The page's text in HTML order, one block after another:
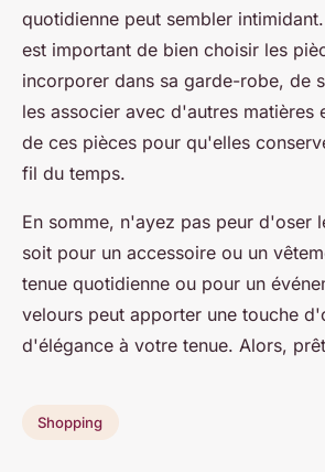
quotidienne peut sembler
est important de bien choisir les
incorporer dans sa garde-robe, de
les associer avec d'autres matières
de ces pièces pour qu'elles
fil du temps.
En somme, n'ayez pas peur d'oser
soit pour un accessoire ou un
tenue quotidienne ou pour un
velours peut apporter une touche
d'élégance à votre tenue. Alors,
Shopping